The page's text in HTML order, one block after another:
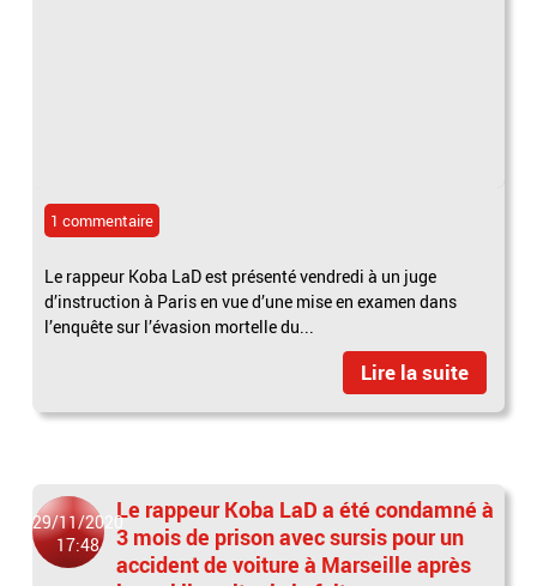
1 commentaire
Le rappeur Koba LaD est présenté vendredi à un juge
d’instruction à Paris en vue d’une mise en examen dans
l’enquête sur l’évasion mortelle du...
Lire la suite
29/11/2020
17:48
Le rappeur Koba LaD a été condamné à
3 mois de prison avec sursis pour un
accident de voiture à Marseille après